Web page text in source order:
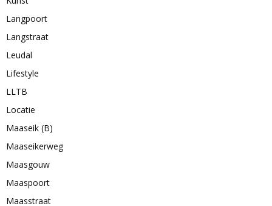
Langpoort
Langstraat
Leudal
Lifestyle
LLTB
Locatie
Maaseik (B)
Maaseikerweg
Maasgouw
Maaspoort
Maasstraat